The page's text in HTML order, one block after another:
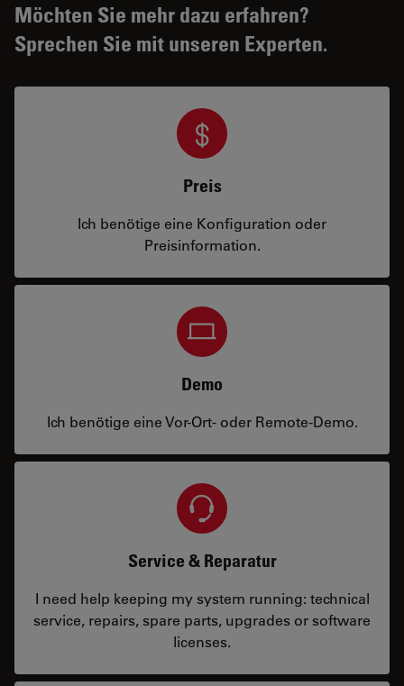
Möchten Sie mehr dazu erfahren?
Sprechen Sie mit unseren Experten.
Preis
Ich benötige eine Konfiguration oder
Preisinformation.
Demo
Ich benötige eine Vor-Ort- oder Remote-Demo.
Service & Reparatur
I need help keeping my system running: technical
service, repairs, spare parts, upgrades or software
licenses.